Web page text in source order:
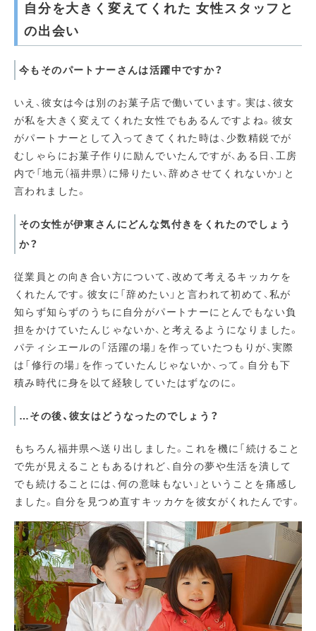
自分を大きく変えてくれた 女性スタッフと
の出会い
今もそのパートナーさんは活躍中ですか？
いえ、彼女は今は別のお菓子店で働いています。実は、彼女
が私を大きく変えてくれた女性でもあるんですよね。彼女
がパートナーとして入ってきてくれた時は、少数精鋭でが
むしゃらにお菓子作りに励んでいたんですが、ある日、工房
内で「地元（福井県）に帰りたい、辞めさせてくれないか」と
言われました。
その女性が伊東さんにどんな気付きをくれたのでしょう
か？
従業員との向き合い方について、改めて考えるキッカケを
くれたんです。彼女に「辞めたい」と言われて初めて、私が
知らず知らずのうちに自分がパートナーにとんでもない負
担をかけていたんじゃないか、と考えるようになりました。
パティシエールの「活躍の場」を作っていたつもりが、実際
は「修行の場」を作っていたんじゃないか、って。自分も下
積み時代に身を以て経験していたはずなのに。
…その後、彼女はどうなったのでしょう？
もちろん福井県へ送り出しました。これを機に「続けること
で先が見えることもあるけれど、自分の夢や生活を潰して
でも続けることには、何の意味もない」ということを痛感し
ました。自分を見つめ直すキッカケを彼女がくれたんです。